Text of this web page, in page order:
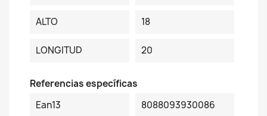
ALTO 18
LONGITUD 20
Referencias específicas
Ean13
8088093930086